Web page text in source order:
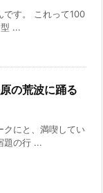
です。 これって100
...
の荒波に踊る
クにと、満喫してい
題の行 ...